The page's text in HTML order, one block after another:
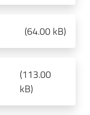
(64.00 kB)
(113.00
kB)